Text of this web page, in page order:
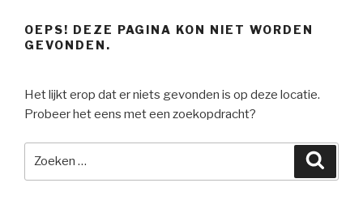
OEPS! DEZE PAGINA KON NIET WORDEN
GEVONDEN.
Het lijkt erop dat er niets gevonden is op deze locatie.
Probeer het eens met een zoekopdracht?